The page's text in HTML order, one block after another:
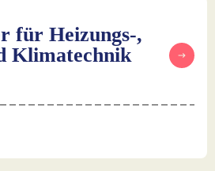
für Heizungs-,
Klimatechnik